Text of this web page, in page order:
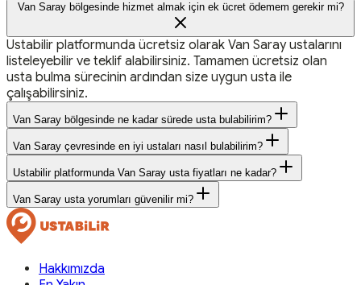
Van Saray bölgesinde hizmet almak için ek ücret ödemem gerekir mi?
Ustabilir platformunda ücretsiz olarak Van Saray ustalarını
listeleyebilir ve teklif alabilirsiniz. Tamamen ücretsiz olan
usta bulma sürecinin ardından size uygun usta ile
çalışabilirsiniz.
Van Saray bölgesinde ne kadar sürede usta bulabilirim?
Van Saray çevresinde en iyi ustaları nasıl bulabilirim?
Ustabilir platformunda Van Saray usta fiyatları ne kadar?
Van Saray usta yorumları güvenilir mi?
Hakkımızda